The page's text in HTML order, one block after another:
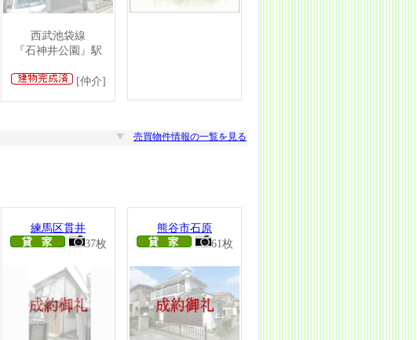
西武池袋線
『石神井公園』駅
[仲介]
売買物件情報の一覧を見る
練馬区貫井
37枚
熊谷市石原
61枚